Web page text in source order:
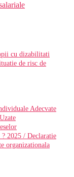
cu dizabilitati
de risc de
Adecvate
2025 / Declaratie
organizationala